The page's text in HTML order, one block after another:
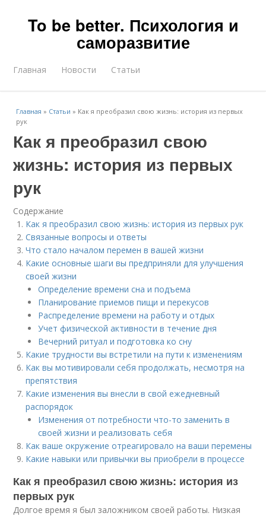
To be better. Психология и
саморазвитие
Главная Новости Статьи
Главная » Статьи » Как я преобразил свою жизнь: история из первых
рук
Как я преобразил свою
жизнь: история из первых
рук
Содержание
Как я преобразил свою жизнь: история из первых рук
Связанные вопросы и ответы
Что стало началом перемен в вашей жизни
Какие основные шаги вы предприняли для улучшения
своей жизни
Определение времени сна и подъема
Планирование приемов пищи и перекусов
Распределение времени на работу и отдых
Учет физической активности в течение дня
Вечерний ритуал и подготовка ко сну
Какие трудности вы встретили на пути к изменениям
Как вы мотивировали себя продолжать, несмотря на
препятствия
Какие изменения вы внесли в свой ежедневный
распорядок
Изменения от потребности что-то заменить в
своей жизни и реализовать себя
Как ваше окружение отреагировало на ваши перемены
Какие навыки или привычки вы приобрели в процессе
Как я преобразил свою жизнь: история из
первых рук
Долгое время я был заложником своей работы. Низкая